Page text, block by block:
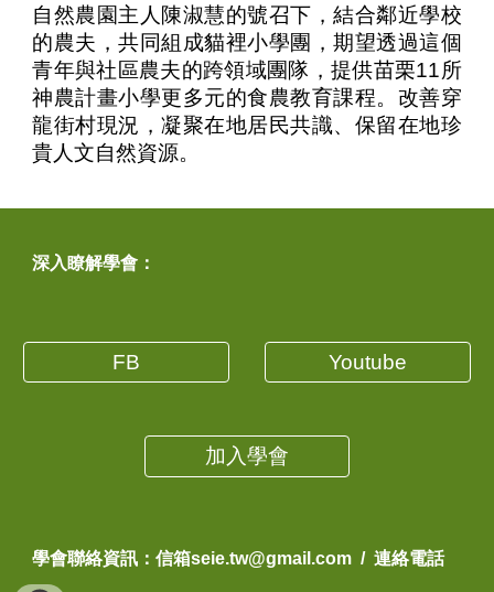
自然農園主人陳淑慧的號召下，結合鄰近學校
的農夫，共同組成貓裡小學團，期望透過這個
青年與社區農夫的跨領域團隊，提供苗栗11所
神農計畫小學更多元的食農教育課程。改善穿
龍街村現況，凝聚在地居民共識、保留在地珍
貴人文自然資源。
深入瞭解學會：
FB Youtube
加入學會
學會聯絡資訊 ：信箱seie.tw@gmail.com / 連絡電話